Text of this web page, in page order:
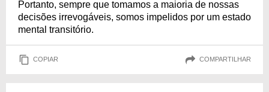
Portanto, sempre que tomamos a maioria de nossas
decisões irrevogáveis, somos impelidos por um estado
mental transitório.
COPIAR COMPARTILHAR